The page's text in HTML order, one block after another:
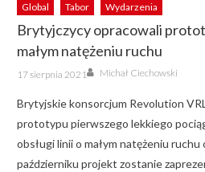
Global Tabor Wydarzenia
Brytyjczycy opracowali
małym natężeniu ruchu
Posted
on
17 sierpnia 2021 Author
Michał Ciechowski
Brytyjskie konsorcjum Revolution
prototypu pierwszego lekkiego
obsługi linii o małym natężeniu
październiku projekt zostanie